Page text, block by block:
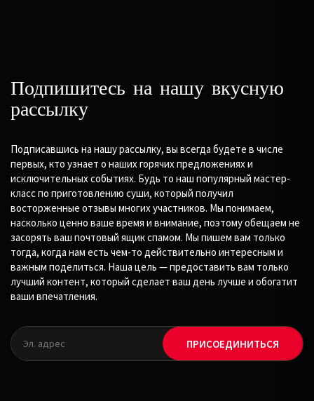
Подпишитесь на нашу вкусную
рассылку
Подписавшись на нашу рассылку, вы всегда будете в числе
первых, кто узнает о наших горячих предложениях и
исключительных событиях. Будь то наш популярный мастер-
класс по приготовлению суши, который получил
восторженные отзывы многих участников. Мы понимаем,
насколько ценно ваше время и внимание, поэтому обещаем не
засорять ваш почтовый ящик спамом. Мы пишем вам только
тогда, когда нам есть чем-то действительно интересным и
важным поделиться. Наша цель — предоставить вам только
лучший контент, который сделает ваш день лучше и обогатит
ваши впечатления.
ПРИСОЕДИНИТЬСЯ